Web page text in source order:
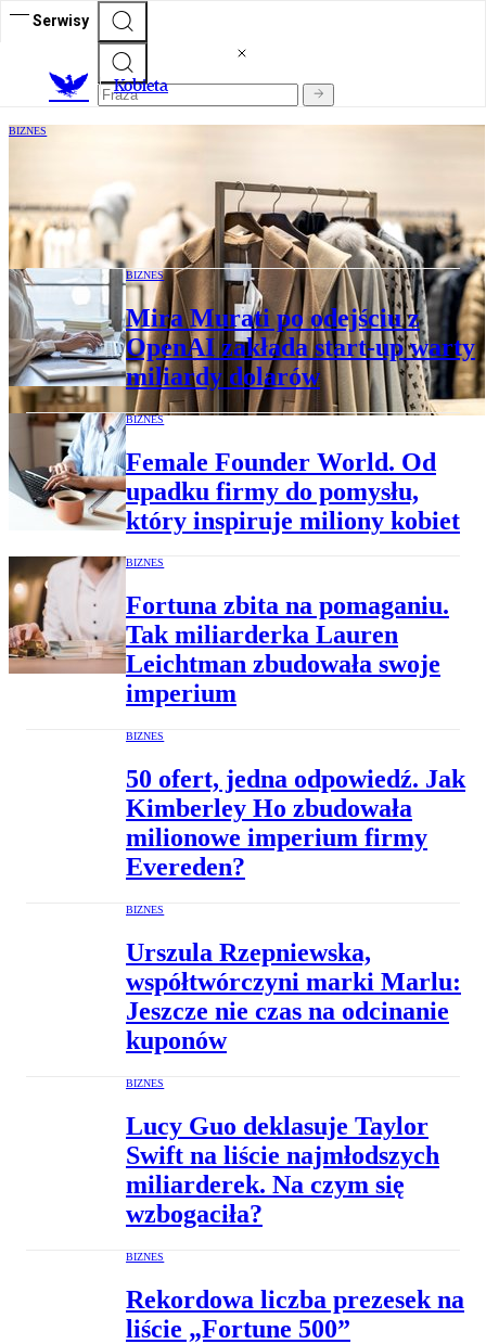
Serwisy
Kobieta
BIZNES
Danielle Guizio: jak seria zbiegów
okoliczności zagwarantowała jej sukces w
świecie mody?
BIZNES
Mira Murati po odejściu z
OpenAI zakłada start-up warty
miliardy dolarów
BIZNES
Female Founder World. Od
upadku firmy do pomysłu,
który inspiruje miliony kobiet
BIZNES
Fortuna zbita na pomaganiu.
Tak miliarderka Lauren
Leichtman zbudowała swoje
imperium
BIZNES
50 ofert, jedna odpowiedź. Jak
Kimberley Ho zbudowała
milionowe imperium firmy
Evereden?
BIZNES
Urszula Rzepniewska,
współtwórczyni marki Marlu:
Jeszcze nie czas na odcinanie
kuponów
BIZNES
Lucy Guo deklasuje Taylor
Swift na liście najmłodszych
miliarderek. Na czym się
wzbogaciła?
BIZNES
Rekordowa liczba prezesek na
liście „Fortune 500”